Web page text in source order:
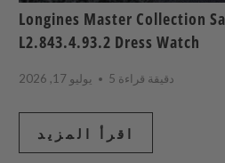
Longines Master Collection
L2.843.4.93.2 Dress Watch
يوليو 17, 2026 5 دقيقة قراءة
اقرأ المزيد